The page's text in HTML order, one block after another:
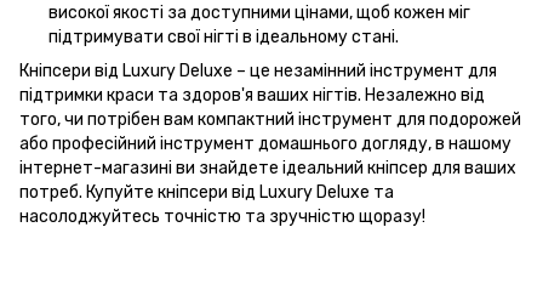
високої якості за доступними цінами, щоб кожен міг
підтримувати свої нігті в ідеальному стані.
Кніпсери від Luxury Deluxe – це незамінний інструмент для
підтримки краси та здоров'я ваших нігтів. Незалежно від
того, чи потрібен вам компактний інструмент для подорожей
або професійний інструмент домашнього догляду, в нашому
інтернет-магазині ви знайдете ідеальний кніпсер для ваших
потреб. Купуйте кніпсери від Luxury Deluxe та
насолоджуйтесь точністю та зручністю щоразу!